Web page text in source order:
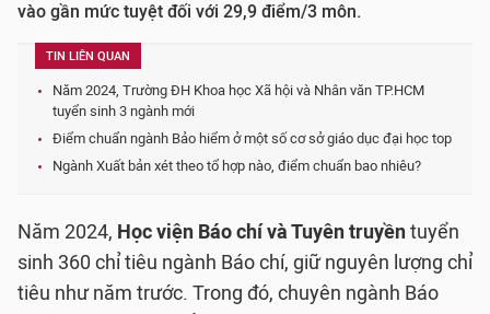
vào gần mức tuyệt đối với 29,9 điểm/3 môn.
TIN LIÊN QUAN
Năm 2024, Trường ĐH Khoa học Xã hội và Nhân văn TP.HCM
tuyển sinh 3 ngành mới
Điểm chuẩn ngành Bảo hiểm ở một số cơ sở giáo dục đại học top
Ngành Xuất bản xét theo tổ hợp nào, điểm chuẩn bao nhiêu?
Năm 2024, Học viện Báo chí và Tuyên truyềntuyển
sinh 360 chỉ tiêu ngành Báo chí, giữ nguyên lượng chỉ
tiêu như năm trước. Trong đó, chuyên ngành Báo